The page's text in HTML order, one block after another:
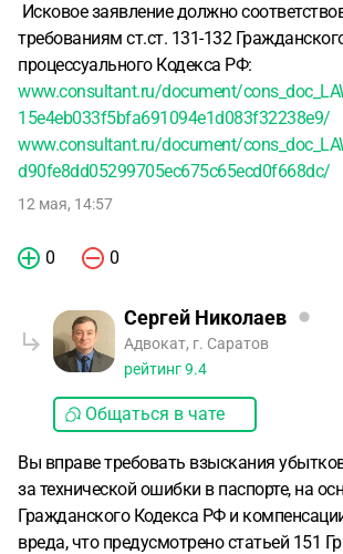
Исковое заявление должно
требованиям ст.ст. 131-132
процессуального Кодекса РФ:
www.consultant.ru/document/
15e4eb033f5bfa691094e1d083f32238e9/
www.consultant.ru/document/
d90fe8dd05299705ec675c65ecd0f668dc/
12 мая, 14:57
0 0
Сергей Николаев
Адвокат, г. Саратов
рейтинг9.4
Общаться в чате
Вы вправе требовать взыскания
за технической ошибки в паспорте, на
Гражданского Кодекса РФ и
вреда, что предусмотрено статьей 151